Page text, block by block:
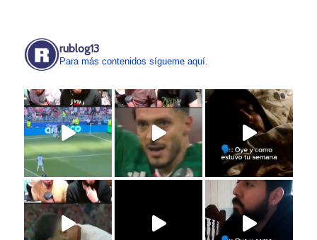
rublog13
Para más contenidos sígueme aquí.